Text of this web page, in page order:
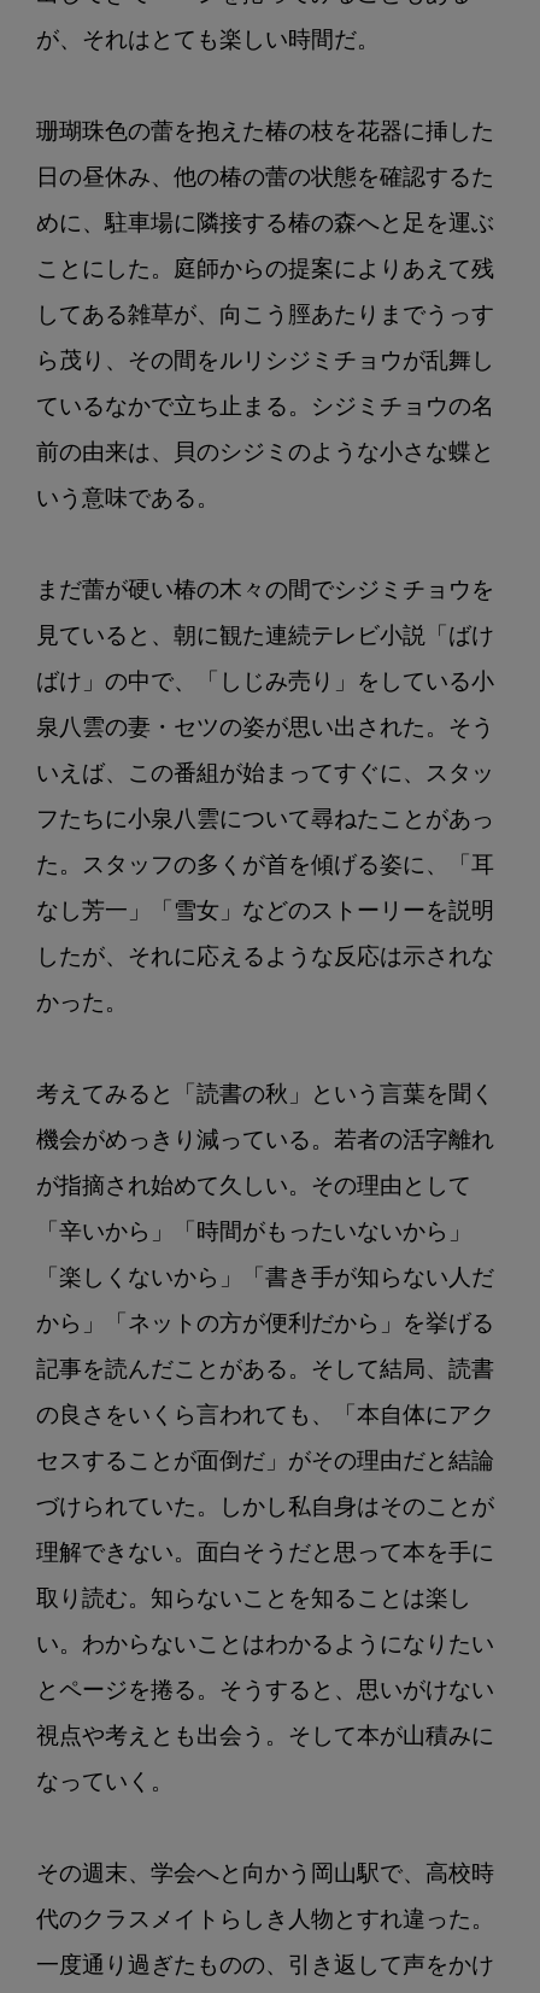
が、それはとても楽しい時間だ。
珊瑚珠色の蕾を抱えた椿の枝を花器に挿した
日の昼休み、他の椿の蕾の状態を確認するた
めに、駐車場に隣接する椿の森へと足を運ぶ
ことにした。庭師からの提案によりあえて残
してある雑草が、向こう脛あたりまでうっす
ら茂り、その間をルリシジミチョウが乱舞し
ているなかで立ち止まる。シジミチョウの名
前の由来は、貝のシジミのような小さな蝶と
いう意味である。
まだ蕾が硬い椿の木々の間でシジミチョウを
見ていると、朝に観た連続テレビ小説「ばけ
ばけ」の中で、「しじみ売り」をしている小
泉八雲の妻・セツの姿が思い出された。そう
いえば、この番組が始まってすぐに、スタッ
フたちに小泉八雲について尋ねたことがあっ
た。スタッフの多くが首を傾げる姿に、「耳
なし芳一」「雪女」などのストーリーを説明
したが、それに応えるような反応は示されな
かった。
考えてみると「読書の秋」という言葉を聞く
機会がめっきり減っている。若者の活字離れ
が指摘され始めて久しい。その理由として
「辛いから」「時間がもったいないから」
「楽しくないから」「書き手が知らない人だ
から」「ネットの方が便利だから」を挙げる
記事を読んだことがある。そして結局、読書
の良さをいくら言われても、「本自体にアク
セスすることが面倒だ」がその理由だと結論
づけられていた。しかし私自身はそのことが
理解できない。面白そうだと思って本を手に
取り読む。知らないことを知ることは楽し
い。わからないことはわかるようになりたい
とページを捲る。そうすると、思いがけない
視点や考えとも出会う。そして本が山積みに
なっていく。
その週末、学会へと向かう岡山駅で、高校時
代のクラスメイトらしき人物とすれ違った。
一度通り過ぎたものの、引き返して声をかけ